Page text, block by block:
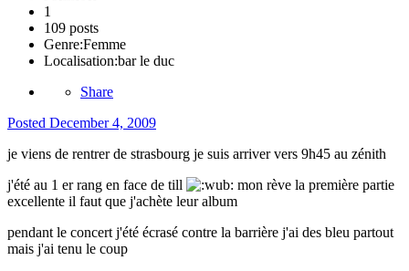
1
109 posts
Genre:Femme
Localisation:bar le duc
Share
Posted December 4, 2009
je viens de rentrer de strasbourg je suis arriver vers 9h45 au zénith
j'été au 1 er rang en face de till
mon rève la première partie
excellente il faut que j'achète leur album
pendant le concert j'été écrasé contre la barrière j'ai des bleu partout
mais j'ai tenu le coup